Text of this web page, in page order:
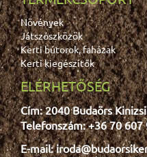
Növények
Játszószközök
Kerti bútorok, faházak
Kerti kiegészítők
ELÉRHETŐSÉG
Cím: 2040 Budaörs
Telefonszám: +36 70 607
E-mail: